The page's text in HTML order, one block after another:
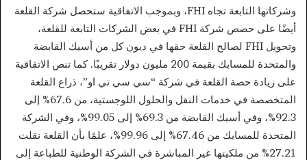
وشركاتها التابعة تجاه FHI، وبموجب الاتفاقية ستحصل شركة القلعة
أيضًا على حصص شركة FHI في بعض الشركات التابعة للقلعة،
وتحويل FHI لصالح القلعة حقها في ديون كل من أسيك القابضة
والمتحدة للمسابك بقيمة 200 مليون دولار تقريبًا. كما تنص الاتفاقية
على زيادة حصة القلعة في شركة “سي سي تي او”، ذراع القلعة
المتخصصة في خدمات النقل والحلول اللوجستية، من 67.6% إلى
92.3%، وفي أسيك القابضة من 69.3% إلى 99.05%، وفي الشركة
المتحدة للمسابك من 67.46% إلى 99.96%، علمًا بأن القلعة نقلت
27.21% من ملكيتها غير المباشرة في الشركة الوطنية للطباعة إلى